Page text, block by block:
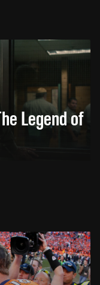
Legend of